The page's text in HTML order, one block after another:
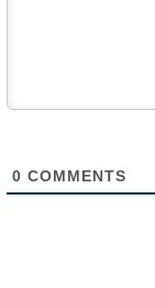
0 COMMENTS